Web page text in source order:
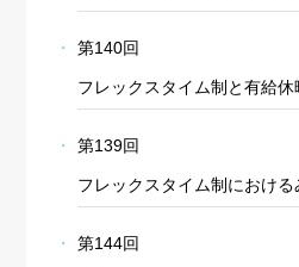
第140回
フレックスタイム制と有給休
第139回
フレックスタイム制におけ
第144回